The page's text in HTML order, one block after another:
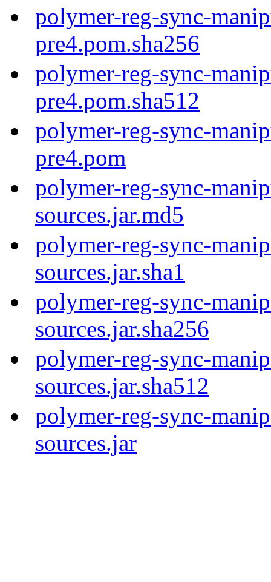
polymer-reg-sync-
pre4.pom.sha256
polymer-reg-sync-
pre4.pom.sha512
polymer-reg-sync-
pre4.pom
polymer-reg-sync-
sources.jar.md5
polymer-reg-sync-
sources.jar.sha1
polymer-reg-sync-
sources.jar.sha256
polymer-reg-sync-
sources.jar.sha512
polymer-reg-sync-
sources.jar